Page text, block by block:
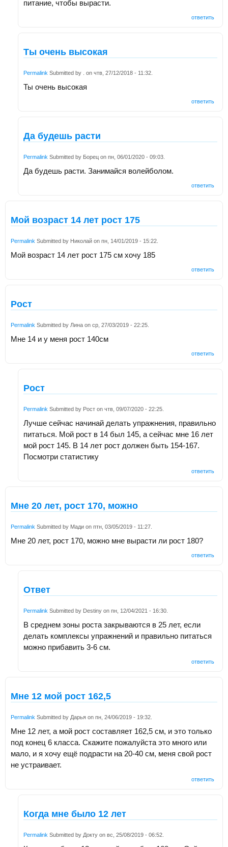
питание, чтобы вырасти.
ответить
Ты очень высокая
Permalink Submitted by on чтв, 27/12/2018 - 11:32
Ты очень высокая
ответить
Да будешь расти
Permalink Submitted by Борец on пн, 06/01/2020 - 09:03
Да будешь расти. Занимайся волейболом.
ответить
Мой возраст 14 лет рост 175
Permalink Submitted by Николай on пн, 14/01/2019 - 15:22
Мой возраст 14 лет рост 175 см хочу 185
ответить
Рост
Permalink Submitted by Лина on ср, 27/03/2019 - 22:25
Мне 14 и у меня рост 140см
ответить
Рост
Permalink Submitted by Рост on чтв, 09/07/2020 - 22:25
Лучше сейчас начинай делать упражнения, правильно
питаться. Мой рост в 14 был 145, а сейчас мне 16 лет
мой рост 145. В 14 лет рост должен быть 154-167.
Посмотри статистику
ответить
Мне 20 лет, рост 170, можно
Permalink Submitted by Мади on птн, 03/05/2019 - 11:27
Мне 20 лет, рост 170, можно мне вырасти ли рост 180?
ответить
Ответ
Permalink Submitted by Destiny on пн, 12/04/2021 - 16:30
В среднем зоны роста закрываются в 25 лет, если
делать комплексы упражнений и правильно питаться
можно прибавить 3-6 см.
ответить
Мне 12 мой рост 162,5
Permalink Submitted by Дарья on пн, 24/06/2019 - 19:32
Мне 12 лет, а мой рост составляет 162,5 см, и это только
под конец 6 класса. Скажите пожалуйста это много или
мало, и я хочу ещё подрасти на 20-40 см, меня свой рост
не устраивает.
ответить
Когда мне было 12 лет
Permalink Submitted by Докту on вс, 25/08/2019 - 06:52